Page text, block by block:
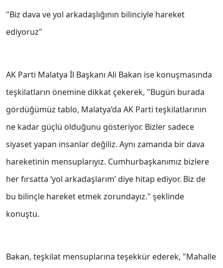
"Biz dava ve yol arkadaşlığının bilinciyle hareket
ediyoruz"
AK Parti Malatya İl Başkanı Ali Bakan ise konuşmasında
teşkilatların önemine dikkat çekerek, "Bugün burada
gördüğümüz tablo, Malatya’da AK Parti teşkilatlarının
ne kadar güçlü olduğunu gösteriyor. Bizler sadece
siyaset yapan insanlar değiliz. Aynı zamanda bir dava
hareketinin mensuplarıyız. Cumhurbaşkanımız bizlere
her fırsatta ‘yol arkadaşlarım’ diye hitap ediyor. Biz de
bu bilinçle hareket etmek zorundayız." şeklinde
konuştu.
Bakan, teşkilat mensuplarına teşekkür ederek, "Mahalle